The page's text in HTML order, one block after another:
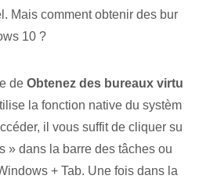
Mais comment obtenir des bur
10 ?
de​ Obtenez des bureaux virtu
la fonction native du systèm
il vous suffit de cliquer su
» dans la barre des tâches ou
+ Tab. Une fois dans la